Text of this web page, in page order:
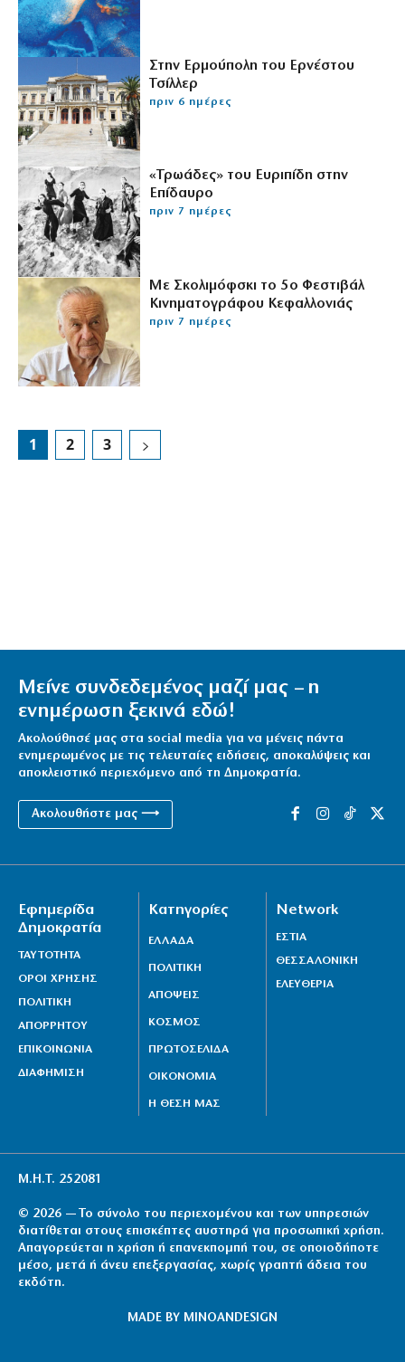
Στην Ερμούπολη του Ερνέστου
Τσίλλερ
πριν 6 ημέρες
«Τρωάδες» του Ευριπίδη στην
Επίδαυρο
πριν 7 ημέρες
Με Σκολιμόφσκι το 5ο Φεστιβάλ
Κινηματογράφου Κεφαλλονιάς
πριν 7 ημέρες
1 2 3
Μείνε συνδεδεμένος μαζί μας – η
ενημέρωση ξεκινά εδώ!
Ακολούθησέ μας στα social media για να μένεις πάντα
ενημερωμένος με τις τελευταίες ειδήσεις, αποκαλύψεις και
αποκλειστικό περιεχόμενο από τη Δημοκρατία.
Ακολουθήστε μας ⟶
Εφημερίδα
Δημοκρατία
ΤΑΥΤΟΤΗΤΑ
ΟΡΟΙ ΧΡΗΣΗΣ
ΠΟΛΙΤΙΚΗ
ΑΠΟΡΡΗΤΟΥ
ΕΠΙΚΟΙΝΩΝΙΑ
ΔΙΑΦΗΜΙΣΗ
Κατηγορίες
ΕΛΛΑΔΑ
ΠΟΛΙΤΙΚΗ
ΑΠΟΨΕΙΣ
ΚΟΣΜΟΣ
ΠΡΩΤΟΣΕΛΙΔΑ
ΟΙΚΟΝΟΜΙΑ
Η ΘΕΣΗ ΜΑΣ
Network
ΕΣΤΙΑ
ΘΕΣΣΑΛΟΝΙΚΗ
ΕΛΕΥΘΕΡΙΑ
Μ.Η.Τ. 252081
© 2026 — Το σύνολο του περιεχομένου και των υπηρεσιών
διατίθεται στους επισκέπτες αυστηρά για προσωπική χρήση.
Απαγορεύεται η χρήση ή επανεκπομπή του, σε οποιοδήποτε
μέσο, μετά ή άνευ επεξεργασίας, χωρίς γραπτή άδεια του
εκδότη.
MADE BY MINOANDESIGN